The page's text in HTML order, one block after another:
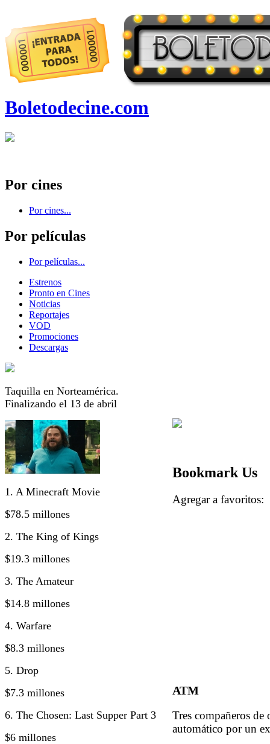
Boletodecine.com
Por cines
Por cines...
Por películas
Por películas...
Estrenos
Pronto en Cines
Noticias
Reportajes
VOD
Promociones
Descargas
Taquilla en Norteamérica.
Finalizando el 13 de abril
1. A Minecraft Movie
$78.5 millones
2. The King of Kings
$19.3 millones
3. The Amateur
$14.8 millones
4. Warfare
$8.3 millones
5. Drop
$7.3 millones
6. The Chosen: Last Supper Part 3
$6 millones
Bookmark Us
Agregar a
ATM
Tres compañeros de
automático por un